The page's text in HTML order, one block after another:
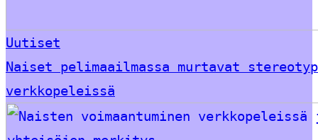
Uutiset
Naiset pelimaailmassa murtavat
verkkopeleissä